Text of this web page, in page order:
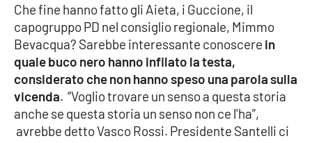
Che fine hanno fatto gli Aieta, i Guccione, il
capogruppo PD nel consiglio regionale, Mimmo
Bevacqua? Sarebbe interessante conoscere in
quale buco nero hanno infilato la testa,
considerato che non hanno speso una parola sulla
vicenda. “Voglio trovare un senso a questa storia
anche se questa storia un senso non ce l'ha”,
avrebbe detto Vasco Rossi. Presidente Santelli ci